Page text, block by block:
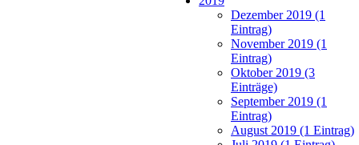
Dezember 2019 (1
Eintrag)
November 2019 (1
Eintrag)
Oktober 2019 (3
Einträge)
September 2019 (1
Eintrag)
August 2019 (1 Eintrag)